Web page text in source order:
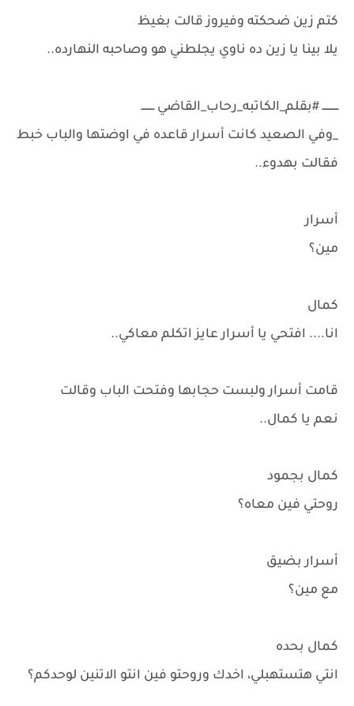
كتم زين ضحكته وفيروز قالت بغيظ
يلا بينا يا زين ده ناوي يجلطني هو وصاحبه النهارده..
ــــــــــ #بقلم_الكاتبه_رحاب_القاضي ــــــــ
_وفي الصعيد كانت أسرار قاعده في اوضتها والباب خبط
فقالت بهدوء..
أسرار
مين؟
كمال
انا.... افتحي يا أسرار عايز اتكلم معاكي..
قامت أسرار ولبست حجابها وفتحت الباب وقالت
نعم يا كمال..
كمال بجمود
روحتي فين معاه؟
أسرار بضيق
مع مين؟
كمال بحده
انتي هتستهبلي، اخدك وروحتو فين انتو الاتنين لوحدكم؟